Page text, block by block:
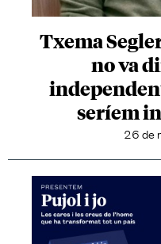
Txema
no va
seríem
26 de